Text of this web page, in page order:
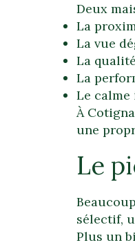
Deux
La
La vue
La
La
Le calme
À
une
Le
sélectif,
Plus un